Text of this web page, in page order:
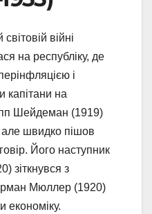
війні
на республіку, де
і
капітани на
Шейдеман (1919)
але швидко пішов
Його наступник
зіткнувся з
Мюллер (1920)
економіку.